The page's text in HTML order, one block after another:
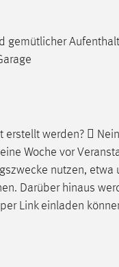
gemütlicher
erstellt werden? 
Woche vor
nutzen, etwa
Darüber hinaus
Link einladen